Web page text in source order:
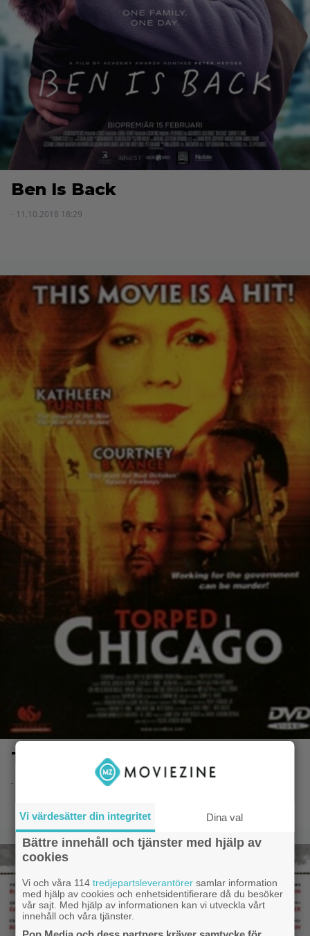
Ben Is Back
- 11.10.2018 18:29
Torped i Chicago
- 30.3.2018 07:43
Vi värdesätter din integritet Dina val
Bättre innehåll och tjänster med hjälp av
cookies
Vi och våra 114tredjepartsleverantörer samlar information
med hjälp av cookies och enhetsidentifierare då du besöker
vår sajt. Med hjälp av informationen kan vi utveckla vårt
innehåll och våra tjänster.